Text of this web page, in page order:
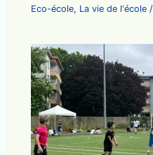
Eco-école, La vie de l'école